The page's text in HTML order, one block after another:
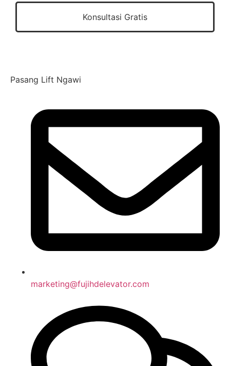
Konsultasi Gratis
Pasang Lift Ngawi
marketing@fujihdelevator.com